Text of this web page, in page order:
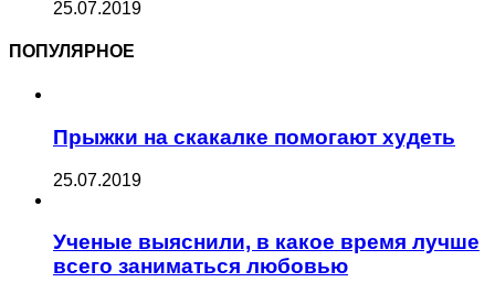
25.07.2019
ПОПУЛЯРНОЕ
Прыжки на скакалке помогают худеть
25.07.2019
Ученые выяснили, в какое время лучше
всего заниматься любовью